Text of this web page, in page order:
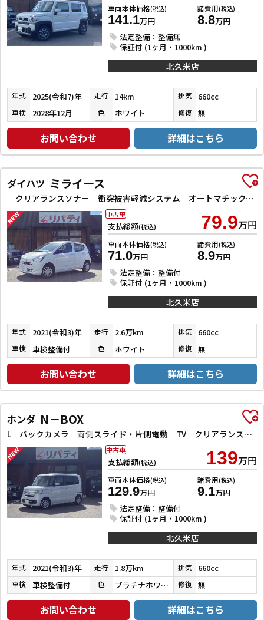
車両本体価格(税込)
141.1万円
諸費用(税込)
8.8万円
法定整備：整備無
保証付 (1ヶ月・1000km )
北久米店
年式 2025(令和7)年 走行 14km 排気 660cc
車検 2028年12月 色 ホワイト 修復 無
お問い合わせ 詳細はこちら
ダイハツ ミライース
クリアランスソナー 衝突被害軽減システム オートマチックハイビーム オートライト アイドリングストップ CVT ESC CD ミュージックプレイヤー接続可 エアコン パワーステアリング
支払総額(税込) 79.9万円
車両本体価格(税込)
71.0万円
諸費用(税込)
8.9万円
法定整備：整備付
保証付 (1ヶ月・1000km )
中古車
北久米店
年式 2021(令和3)年 走行 2.6万km 排気 660cc
車検 車検整備付 色 ホワイト 修復 無
お問い合わせ 詳細はこちら
ホンダ N－BOX
L バックカメラ 両側スライド・片側電動 TV クリアランスソナー オートクルーズコントロール レーンアシスト 衝突被害軽減システム オートライト スマートキー アイドリングストップ 電動格納ミラー
支払総額(税込) 139万円
車両本体価格(税込)
129.9万円
諸費用(税込)
9.1万円
法定整備：整備付
保証付 (1ヶ月・1000km )
中古車
北久米店
年式 2021(令和3)年 走行 1.8万km 排気 660cc
車検 車検整備付 色 プラチナホワイトパール 修復 無
お問い合わせ 詳細はこちら